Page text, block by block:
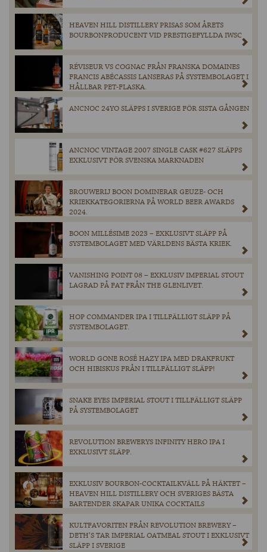
HEAVEN HILL DISTILLERY PRISAS SOM ÅRETS
BOURBONPRODUCENT VID PRESTIGEFYLLDA IWSC
RÉVISEUR VS COGNAC FRÅN FRANSKA DOMAINES
FRANCIS ABÉCASSIS LANSERAS PÅ SYSTEMBOLAGET I
HÅLLBAR PET-FLASKA.
ANCNOC 24YO SLÄPPS I SVERIGE FÖR SISTA GÅNGEN
ANCNOC VINTAGE 2007 SINGLE CASK #627 SLÄPPS
EXKLUSIVT FÖR SVENSKA MARKNADEN
BROUWERIJ BOON DOMINERAR GEUZE- OCH
KRIEKKATEGORIERNA PÅ WORLD BEER AWARDS
2024.
BOON MILLÉSIME 2023 – EXKLUSIVT SLÄPP PÅ
SYSTEMBOLAGET MED VÄRLDENS BÄSTA KRIEK.
VANISHING POINT 08 – EXKLUSIV IMPERIAL STOUT
LAGRAD PÅ FAT FRÅN THE GLENLIVET.
HOP COMMANDER IPA I TILLFÄLLIGT SLÄPP PÅ
SYSTEMBOLAGET.
WORLD GONE ROSÉ HAZY IPA MED DRAKFRUKT
OCH HIBISKUS FRÅN I TILLFÄLLIGT SLÄPP!
SNAKE EYES IMPERIAL STOUT I TILLFÄLLIGT SLÄPP
PÅ SYSTEMBOLAGET
REVOLUTION BREWERYS INFINITY HERO IPA I
EXKLUSIVT SLÄPP.
EXKLUSIV BOURBON-COCKTAILKVÄLL PÅ HÄKTET –
HEAVEN HILL DISTILLERY OCH SVERIGES BÄSTA
BARTENDER SKAPAR UNIKA COCKTAILS
KULTFAVORITEN FRÅN REVOLUTION BREWERY –
DETH’S TAR IMPERIAL OATMEAL STOUT I EXKLUSIVT
SLÄPP I SVERIGE